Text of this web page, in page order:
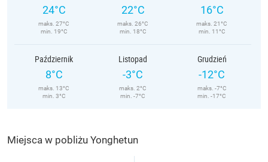
24°C
maks. 27°C
min. 19°C
22°C
maks. 26°C
min. 18°C
16°C
maks. 21°C
min. 11°C
Październik
8°C
maks. 13°C
min. 3°C
Listopad
-3°C
maks. 2°C
min. -7°C
Grudzień
-12°C
maks. -7°C
min. -17°C
Miejsca w pobliżu Yonghetun